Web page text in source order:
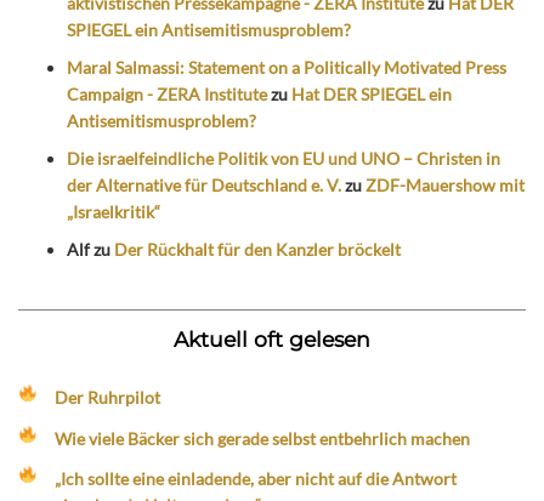
SPIEGEL ein Antisemitismusproblem?
Maral Salmassi: Statement on a Politically Motivated Press
Campaign - ZERA Institutezu Hat DER SPIEGEL ein
Antisemitismusproblem?
Die israelfeindliche Politik von EU und UNO – Christen in
der Alternative für Deutschland e. V.zuZDF-Mauershow mit
„Israelkritik“
Alfzu Der Rückhalt für den Kanzler bröckelt
Aktuell oft gelesen
Der Ruhrpilot
Wie viele Bäcker sich gerade selbst entbehrlich machen
„Ich sollte eine einladende, aber nicht auf die Antwort